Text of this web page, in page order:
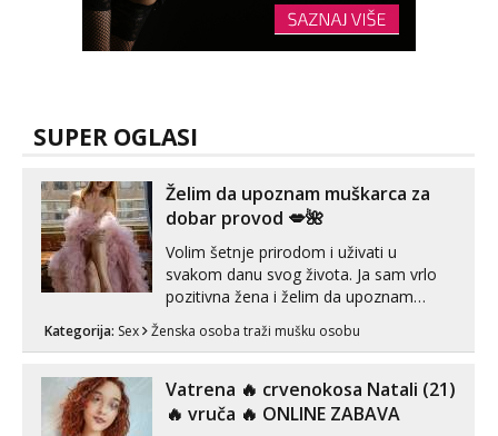
SUPER OGLASI
Želim da upoznam muškarca za
dobar provod 💋🌺
Volim šetnje prirodom i uživati u
svakom danu svog života. Ja sam vrlo
pozitivna žena i želim da upoznam
može i nešto više.💋🌺 Klikni na link
Kategorija: Sex Ženska osoba traži mušku osobu
Vatrena ‎️‍🔥 crvenokosa Natali (21)
‎️‍🔥 vruča‎ ️‍🔥 ONLINE ZABAVA